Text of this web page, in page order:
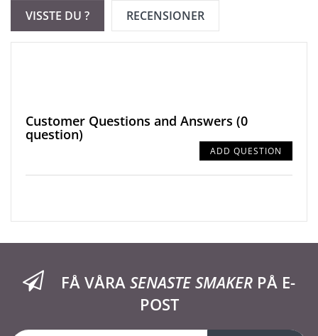
VISSTE DU ? RECENSIONER
Customer Questions and Answers (0
question)
ADD QUESTION
FÅ VÅRA SENASTE SMAKER PÅ E-
POST